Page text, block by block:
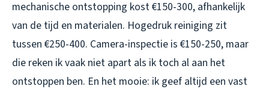
mechanische ontstopping kost €150-300, afhankelijk
van de tijd en materialen. Hogedruk reiniging zit
tussen €250-400. Camera-inspectie is €150-250, maar
die reken ik vaak niet apart als ik toch al aan het
ontstoppen ben. En het mooie: ik geef altijd een vast